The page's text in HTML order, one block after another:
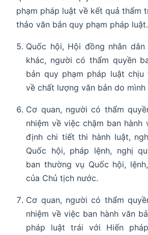
phạm pháp luật về kết quả thẩm
thảo văn bản quy phạm pháp luật.
Quốc hội, Hội đồng nhân
khác, người có thẩm quyền
bản quy phạm pháp luật chịu
về chất lượng văn bản do mình
Cơ quan, người có thẩm
nhiệm về việc chậm ban hành
định chi tiết thi hành luật,
Quốc hội, pháp lệnh, nghị
ban thường vụ Quốc hội,
của Chủ tịch nước.
Cơ quan, người có thẩm
nhiệm về việc ban hành văn
pháp luật trái với Hiến